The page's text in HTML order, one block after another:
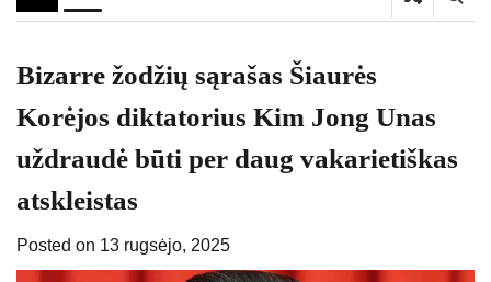
Bizarre žodžių sąrašas Šiaurės
Korėjos diktatorius Kim Jong Unas
uždraudė būti per daug vakarietiškas
atskleistas
Posted on 13 rugsėjo, 2025